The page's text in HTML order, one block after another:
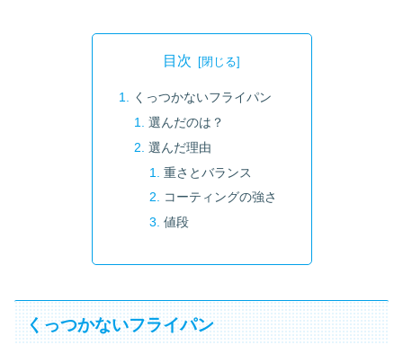
目次
くっつかないフライパン
選んだのは？
選んだ理由
重さとバランス
コーティングの強さ
値段
くっつかないフライパン